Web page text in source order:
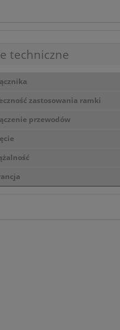
techniczne
zastosowania ramki
przewodów